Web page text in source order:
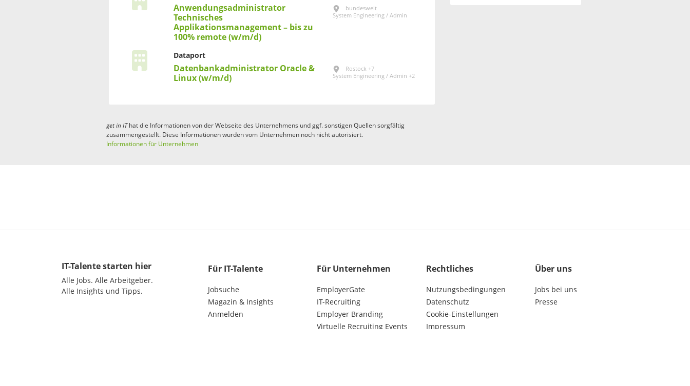
Anwendungsadministrator
Technisches
Applikationsmanagement – bis zu
100% remote (w/m/d)
bundesweit
System Engineering / Admin
Dataport
Datenbankadministrator Oracle &
Linux (w/m/d)
Rostock +7
System Engineering / Admin +2
get in IThat die Informationen von der Webseite des Unternehmens und ggf. sonstigen Quellen sorgfältig
zusammengestellt. Diese Informationen wurden vom Unternehmen noch nicht autorisiert.
Informationen für Unternehmen
IT-Talente starten hier
Alle Jobs. Alle Arbeitgeber.
Alle Insights und Tipps.
Für IT-Talente
Jobsuche
Magazin & Insights
Anmelden
Für Unternehmen
EmployerGate
IT-Recruiting
Employer Branding
Virtuelle Recruiting Events
Rechtliches
Nutzungsbedingungen
Datenschutz
Cookie-Einstellungen
Impressum
Über uns
Jobs bei uns
Presse